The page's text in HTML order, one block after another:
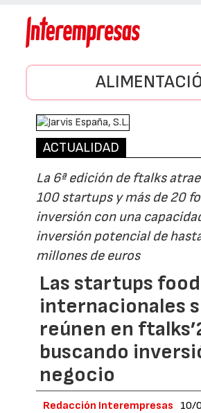
ACTUALIDAD
La 6ª edición de ftalks
100 startups y más de 20
inversión con una
inversión potencial de
millones de euros
Las startups
internacionales
reúnen en
buscando
negocio
Redacción Interempresas 10/